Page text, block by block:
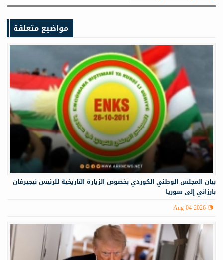
مواضيع متعلقة
‏‏بيان المجلس الوطني الكوردي بخصوص الزيارة التاريخية للرئيس نيجيرفان
بارزاني إلى سوريا
Aug 04 2026